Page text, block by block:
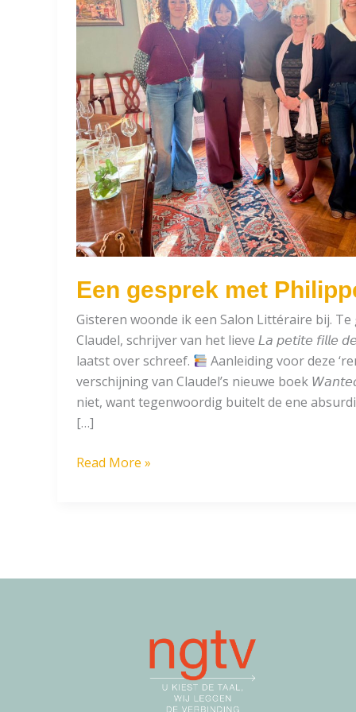
Een gesprek met
Gisteren woonde ik een Salon Littéraire bij. Te
Claudel, schrijver van het lieve 𝘓𝘢 𝘱𝘦𝘵𝘪𝘵𝘦 𝘧𝘪𝘭𝘭𝘦
laatst over schreef.
Aanleiding voor deze
verschijning van Claudel’s nieuwe boek
niet, want tegenwoordig buitelt de ene
[…]
Een
Read More »